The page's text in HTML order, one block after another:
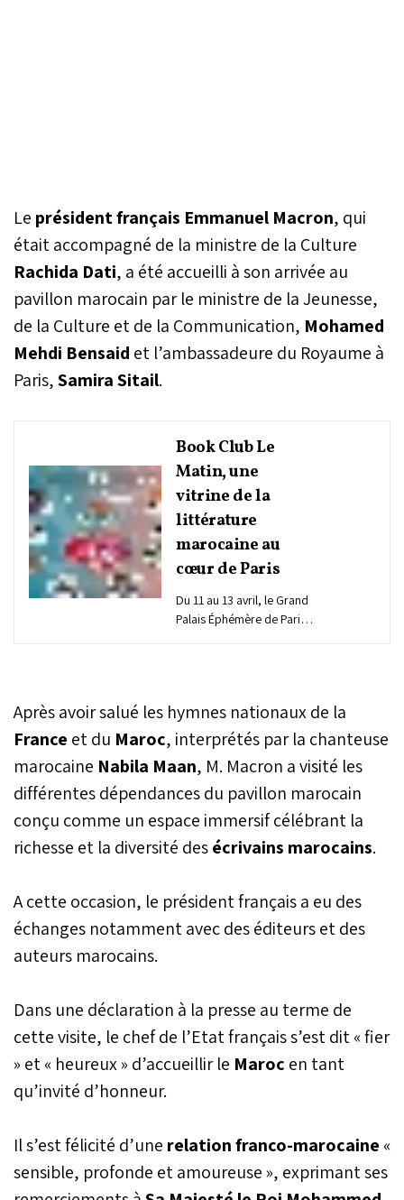
Le président français Emmanuel Macron, qui
était accompagné de la ministre de la Culture
Rachida Dati, a été accueilli à son arrivée au
pavillon marocain par le ministre de la Jeunesse,
de la Culture et de la Communication, Mohamed
Mehdi Bensaid et l’ambassadeure du Royaume à
Paris,Samira Sitail.
Book Club Le
Matin, une
vitrine de la
littérature
marocaine au
cœur de Paris
Du 11 au 13 avril, le Grand
Palais Éphémère de Paris
de cette effervescence
culturelle, le Book Club Le
Matin se distingue par une
programmation riche et
engagée, incarnant
l’ambition du Groupe Le
Matin de promouvoir la
lecture et d’amplifier la
frontières.
Après avoir salué les hymnes nationaux de la
France et du Maroc, interprétés par la chanteuse
marocaine Nabila Maan, M. Macron a visité les
différentes dépendances du pavillon marocain
conçu comme un espace immersif célébrant la
richesse et la diversité desécrivains marocains.
A cette occasion, le président français a eu des
échanges notamment avec des éditeurs et des
auteurs marocains.
Dans une déclaration à la presse au terme de
cette visite, le chef de l’Etat français s’est dit « fier
» et « heureux » d’accueillir le Maroc en tant
qu’invité d’honneur.
Il s’est félicité d’une relation franco-marocaine «
sensible, profonde et amoureuse », exprimant ses